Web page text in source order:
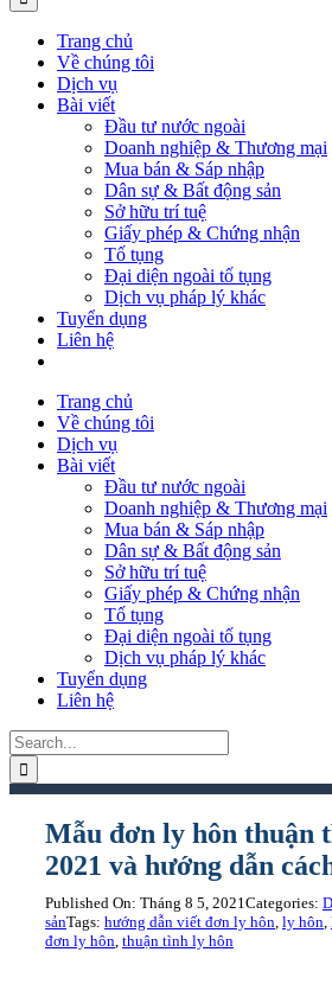
Trang chủ
Về chúng tôi
Dịch vụ
Bài viết
Đầu tư nước ngoài
Doanh nghiệp & Thương mại
Mua bán & Sáp nhập
Dân sự & Bất động sản
Sở hữu trí tuệ
Giấy phép & Chứng nhận
Tố tụng
Đại diện ngoài tố tụng
Dịch vụ pháp lý khác
Tuyển dụng
Liên hệ
Trang chủ
Về chúng tôi
Dịch vụ
Bài viết
Đầu tư nước ngoài
Doanh nghiệp & Thương mại
Mua bán & Sáp nhập
Dân sự & Bất động sản
Sở hữu trí tuệ
Giấy phép & Chứng nhận
Tố tụng
Đại diện ngoài tố tụng
Dịch vụ pháp lý khác
Tuyển dụng
Liên hệ
Search
for:
Mẫu đơn ly hôn thuận
2021 và hướng dẫn
Published On: Tháng 8 5, 2021 Categories:
sảnTags: hướng dẫn viết đơn ly hôn ly hôn
đơn ly hôn thuận tình ly hôn